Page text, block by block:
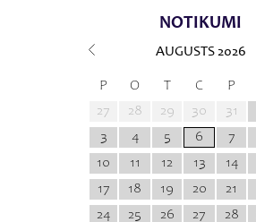
NOTIKUMI
AUGUSTS 2026
P O T C P
27
28 29 30 31
3
4 5 6 7
10
11 12 13 14
17
18 19 20 21
24
25 26 27 28